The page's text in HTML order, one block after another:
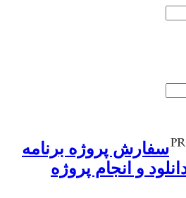
سفارش پروژه برنامه
و انجام پروژه